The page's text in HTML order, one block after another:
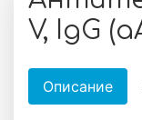
V, IgG
Описание